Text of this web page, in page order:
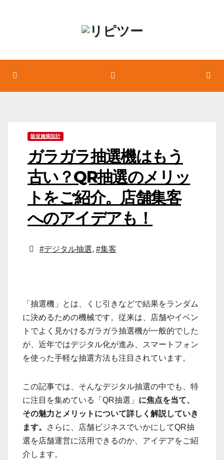
販促施策設計
ガラガラ抽選機はもう
古い？QR抽選のメリッ
トをご紹介。店舗集客
へのアイデアも！
#デジタル抽選, #集客
「抽選機」とは、くじ引きなどで結果をランダム
に決めるための機械です。従来は、店舗やイベン
トでよく見かけるガラガラ抽選機が一般的でした
が、近年ではデジタル化が進み、スマートフォン
を使った手軽な抽選方法も注目されています。
この記事では、そんなデジタル抽選の中でも、特
に注目を集めている「QR抽選」 に焦点を当て、
その魅力とメリットについて詳しく解説していき
ます。
さらに、店舗ビジネスでいかにしてQR抽
選を店舗運営に活用できるのか、アイデアをご紹
介します。